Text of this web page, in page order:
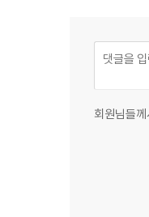
회원님들